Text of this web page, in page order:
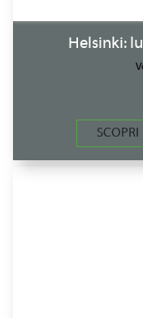
Helsinki:
SCOPRI